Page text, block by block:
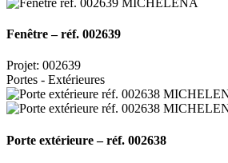
Fenêtre – réf. 002639
Projet: 002639
Portes - Extérieures
Porte extérieure – réf. 002638